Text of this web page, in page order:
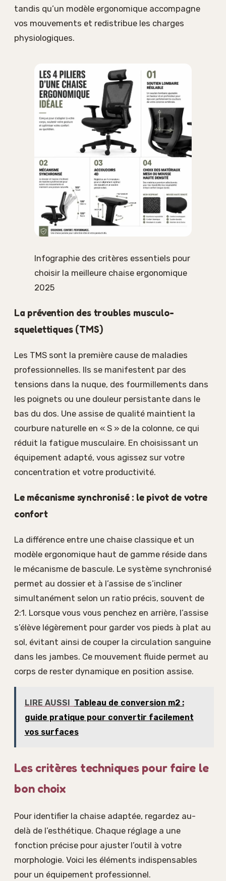
tandis qu’un modèle ergonomique accompagne
vos mouvements et redistribue les charges
physiologiques.
Infographie des critères essentiels pour
choisir la meilleure chaise ergonomique
2025
La prévention des troubles musculo-
squelettiques (TMS)
Les TMS sont la première cause de maladies
professionnelles. Ils se manifestent par des
tensions dans la nuque, des fourmillements dans
les poignets ou une douleur persistante dans le
bas du dos. Une assise de qualité maintient la
courbure naturelle en « S » de la colonne, ce qui
réduit la fatigue musculaire. En choisissant un
équipement adapté, vous agissez sur votre
concentration et votre productivité.
Le mécanisme synchronisé : le pivot de votre
confort
La différence entre une chaise classique et un
modèle ergonomique haut de gamme réside dans
le mécanisme de bascule. Le système synchronisé
permet au dossier et à l’assise de s’incliner
simultanément selon un ratio précis, souvent de
2:1. Lorsque vous vous penchez en arrière, l’assise
s’élève légèrement pour garder vos pieds à plat au
sol, évitant ainsi de couper la circulation sanguine
dans les jambes. Ce mouvement fluide permet au
corps de rester dynamique en position assise.
LIRE AUSSI Tableau de conversion m2 :
guide pratique pour convertir facilement
vos surfaces
Les critères techniques pour faire le
bon choix
Pour identifier la chaise adaptée, regardez au-
delà de l’esthétique. Chaque réglage a une
fonction précise pour ajuster l’outil à votre
morphologie. Voici les éléments indispensables
pour un équipement professionnel.